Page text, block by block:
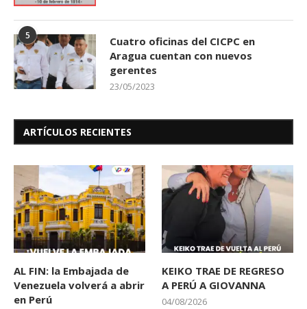
5
Cuatro oficinas del CICPC en
Aragua cuentan con nuevos
gerentes
23/05/2023
ARTÍCULOS RECIENTES
AL FIN: la Embajada de
Venezuela volverá a abrir
en Perú
KEIKO TRAE DE REGRESO
A PERÚ A GIOVANNA
04/08/2026